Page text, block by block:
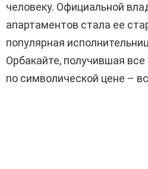
человеку. Официальной
апартаментов стала ее
популярная
Орбакайте, получившая
по символической цене –